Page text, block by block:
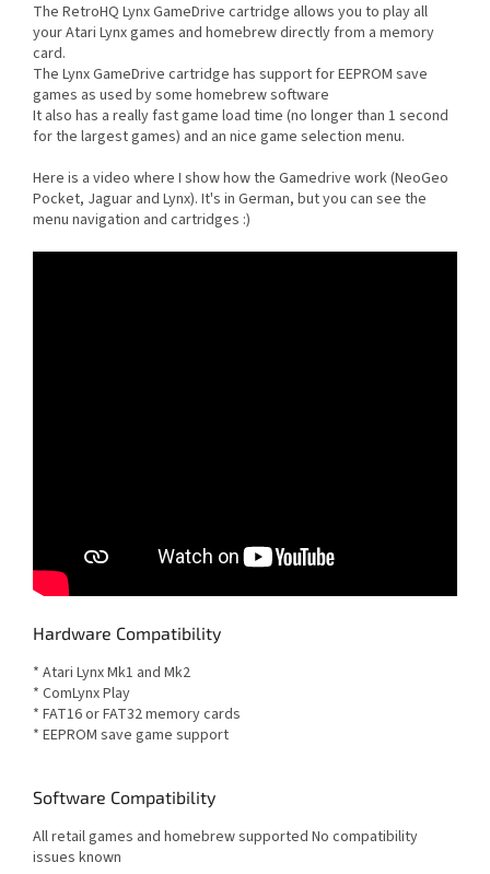
The RetroHQ Lynx GameDrive cartridge allows you to play all
your Atari Lynx games and homebrew directly from a memory
card.
The Lynx GameDrive cartridge has support for EEPROM save
games as used by some homebrew software
It also has a really fast game load time (no longer than 1 second
for the largest games) and an nice game selection menu.
Here is a video where I show how the Gamedrive work (NeoGeo
Pocket, Jaguar and Lynx). It's in German, but you can see the
menu navigation and cartridges :)
Hardware Compatibility
* Atari Lynx Mk1 and Mk2
* ComLynx Play
* FAT16 or FAT32 memory cards
* EEPROM save game support
Software Compatibility
All retail games and homebrew supported No compatibility
issues known